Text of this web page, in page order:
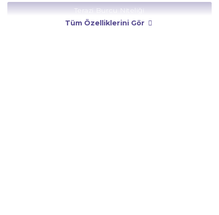
Terazi Burcu Niteliği
Tüm Özelliklerini Gör